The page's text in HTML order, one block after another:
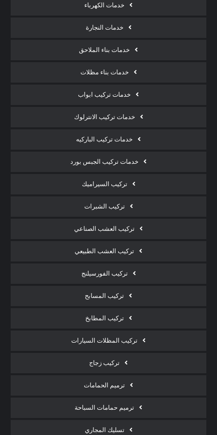
خدمات الكهرباء
خدمات النجارة
خدمات بناء الملاحق
خدمات بناء مظلات
خدمات تركيب ابواب
خدمات تركيب الانترلوك
خدمات تركيب الباركيه
خدمات تركيب الجبس بورد
تركيب السيراميك
تركيب الشبرات
تركيب العشب الصناعي
تركيب العشب الطبيعي
تركيب الفورسيلنج
تركيب المسابح
تركيب المطابخ
تركيب المظلات السيارات
تركيب زجاج
ترميم الحمامات
ترميم حمامات السباحة
تسليك المجاري